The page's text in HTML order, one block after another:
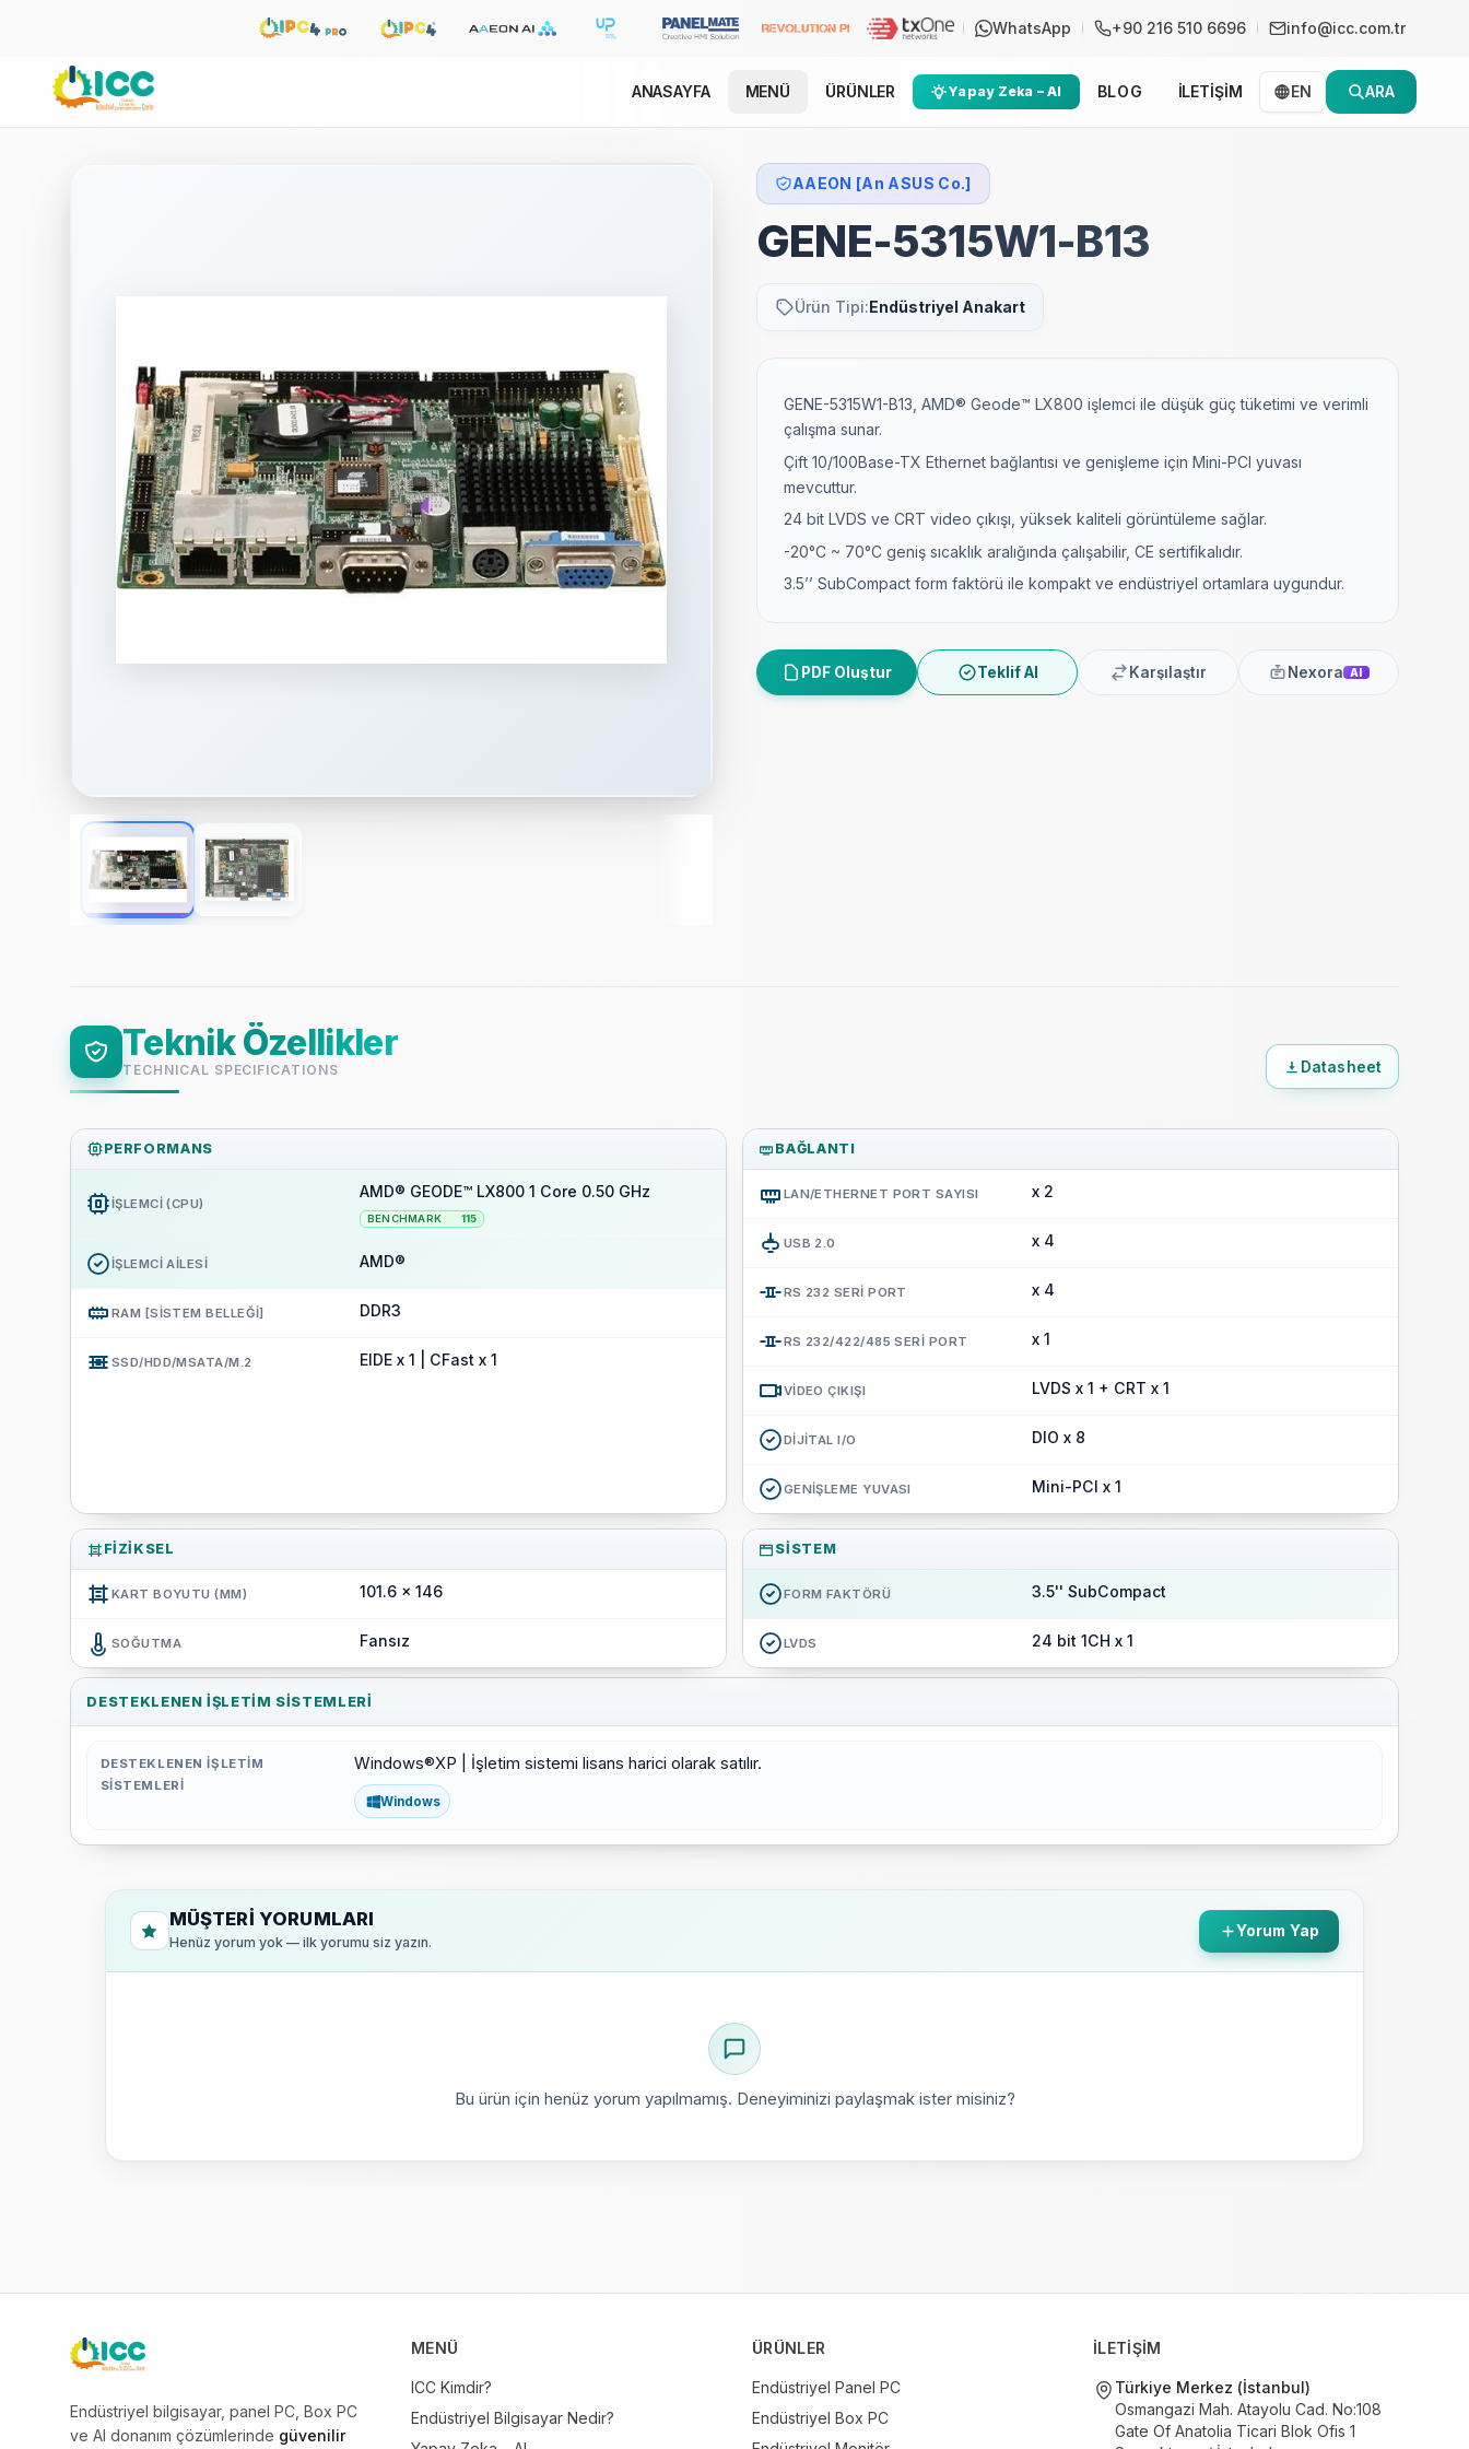
WhatsApp +90 216 510 6696 info@icc.com.tr
ANASAYFA MENÜ ÜRÜNLER Yapay Zeka – AI BLOG İLETİŞİM EN ARA
AAEON [An ASUS Co.]
GENE-5315W1-B13
Ürün Tipi:Endüstriyel Anakart
GENE-5315W1-B13, AMD® Geode™ LX800 işlemci ile düşük güç tüketimi ve verimli
çalışma sunar.
Çift 10/100Base-TX Ethernet bağlantısı ve genişleme için Mini-PCI yuvası
mevcuttur.
24 bit LVDS ve CRT video çıkışı, yüksek kaliteli görüntüleme sağlar.
-20°C ~ 70°C geniş sıcaklık aralığında çalışabilir, CE sertifikalıdır.
3.5’’ SubCompact form faktörü ile kompakt ve endüstriyel ortamlara uygundur.
PDF Oluştur Teklif Al Karşılaştır Nexora AI
Teknik Özellikler
TECHNICAL SPECIFICATIONS Datasheet
PERFORMANS
İŞLEMCI (CPU)
AMD® GEODE™ LX800 1 Core 0.50 GHz
BENCHMARK 115
İŞLEMCI AILESI AMD®
RAM [SISTEM BELLEĞI] DDR3
SSD/HDD/MSATA/M.2 EIDE x 1 | CFast x 1
BAĞLANTI
LAN/ETHERNET PORT SAYISI x 2
USB 2.0 x 4
RS 232 SERI PORT x 4
RS 232/422/485 SERI PORT x 1
VIDEO ÇIKIŞI LVDS x 1 + CRT x 1
DIJITAL I/O DIO x 8
GENIŞLEME YUVASI Mini-PCI x 1
FIZIKSEL
KART BOYUTU (MM) 101.6 x 146
SOĞUTMA Fansız
SISTEM
FORM FAKTÖRÜ 3.5'' SubCompact
LVDS 24 bit 1CH x 1
DESTEKLENEN İŞLETIM SISTEMLERI
DESTEKLENEN İŞLETIM
SISTEMLERI
Windows®XP | İşletim sistemi lisans harici olarak satılır.
Windows
MÜŞTERI YORUMLARI
Henüz yorum yok — ilk yorumu siz yazın.
Yorum Yap
Bu ürün için henüz yorum yapılmamış. Deneyiminizi paylaşmak ister misiniz?
ICC
Endüstriyel bilgisayar, panel PC, Box PC
ve AI donanım çözümlerinde güvenilir
MENÜ
ICC Kimdir?
Endüstriyel Bilgisayar Nedir?
ÜRÜNLER
Endüstriyel Panel PC
Endüstriyel Box PC
İLETİŞİM
Türkiye Merkez (İstanbul)
Osmangazi Mah. Atayolu Cad. No:108
Gate Of Anatolia Ticari Blok Ofis 1